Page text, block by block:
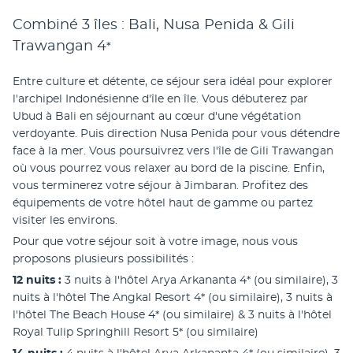
Combiné 3 îles : Bali, Nusa Penida & Gili
Trawangan 4*
Entre culture et détente, ce séjour sera idéal pour explorer
l'archipel Indonésienne d'île en île. Vous débuterez par
Ubud à Bali en séjournant au cœur d'une végétation
verdoyante. Puis direction Nusa Penida pour vous détendre
face à la mer. Vous poursuivrez vers l'île de Gili Trawangan
où vous pourrez vous relaxer au bord de la piscine. Enfin,
vous terminerez votre séjour à Jimbaran. Profitez des
équipements de votre hôtel haut de gamme ou partez
visiter les environs.
Pour que votre séjour soit à votre image, nous vous
proposons plusieurs possibilités :
12 nuits : 3 nuits à l'hôtel Arya Arkananta 4* (ou similaire), 3
nuits à l'hôtel The Angkal Resort 4* (ou similaire), 3 nuits à
l'hôtel The Beach House 4* (ou similaire) & 3 nuits à l'hôtel
Royal Tulip Springhill Resort 5* (ou similaire)